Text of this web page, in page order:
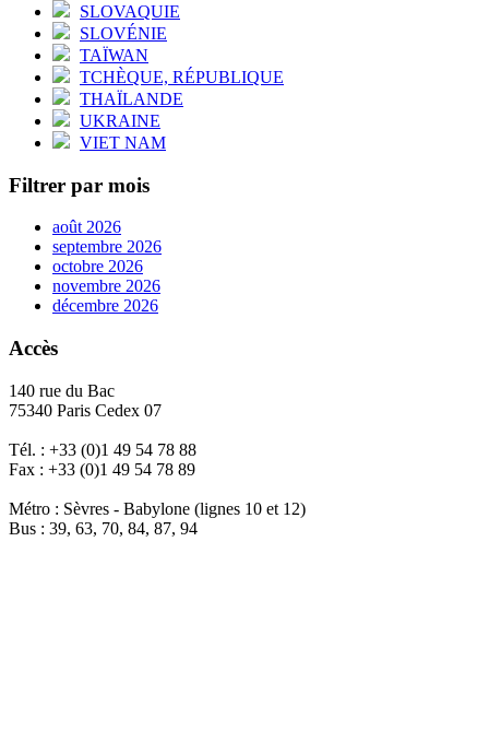
SLOVAQUIE
SLOVÉNIE
TAÏWAN
TCHÈQUE, RÉPUBLIQUE
THAÏLANDE
UKRAINE
VIET NAM
Filtrer par mois
août 2026
septembre 2026
octobre 2026
novembre 2026
décembre 2026
Accès
140 rue du Bac
75340 Paris Cedex 07
Tél. : +33 (0)1 49 54 78 88
Fax : +33 (0)1 49 54 78 89
Métro : Sèvres - Babylone (lignes 10 et 12)
Bus : 39, 63, 70, 84, 87, 94